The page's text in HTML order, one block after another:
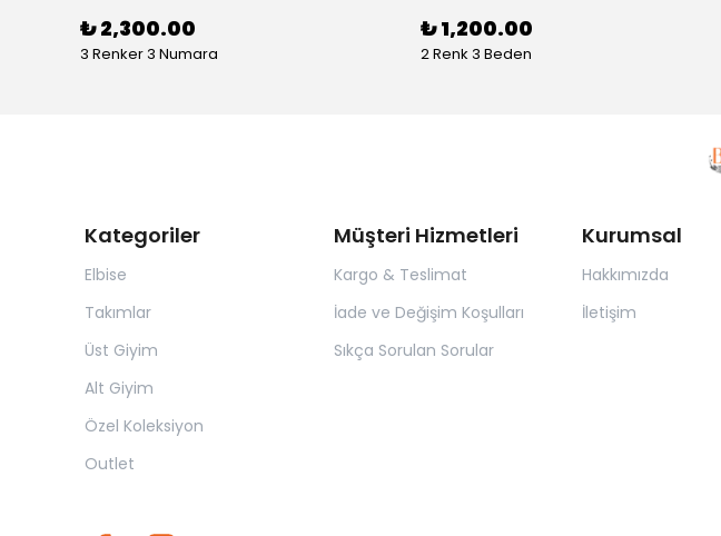
₺ 2,300.00
3 Renker 3 Numara
₺ 1,200.00
2 Renk 3 Beden
Kategoriler
Elbise
Takımlar
Üst Giyim
Alt Giyim
Özel Koleksiyon
Outlet
Müşteri Hizmetleri
Kargo & Teslimat
İade ve Değişim Koşulları
Sıkça Sorulan Sorular
Kurumsal
Hakkımızda
İletişim